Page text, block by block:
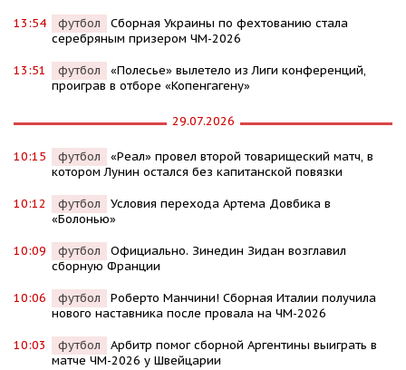
13:54 футбол
Сборная Украины по фехтованию стала
серебряным призером ЧМ-2026
13:51 футбол
«Полесье» вылетело из Лиги конференций,
проиграв в отборе «Копенгагену»
29.07.2026
10:15 футбол
«Реал» провел второй товарищеский матч, в
котором Лунин остался без капитанской повязки
10:12 футбол
Условия перехода Артема Довбика в
«Болонью»
10:09 футбол
Официально. Зинедин Зидан возглавил
сборную Франции
10:06 футбол
Роберто Манчини! Сборная Италии получила
нового наставника после провала на ЧМ-2026
10:03 футбол
Арбитр помог сборной Аргентины выиграть в
матче ЧМ-2026 у Швейцарии